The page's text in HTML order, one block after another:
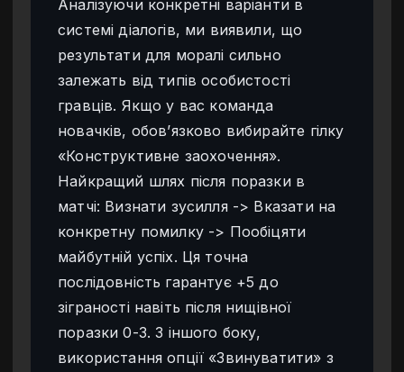
Аналізуючи конкретні варіанти в
системі діалогів, ми виявили, що
результати для моралі сильно
залежать від типів особистості
гравців. Якщо у вас команда
новачків, обов’язково вибирайте гілку
«Конструктивне заохочення».
Найкращий шлях після поразки в
матчі: Визнати зусилля -> Вказати на
конкретну помилку -> Пообіцяти
майбутній успіх. Ця точна
послідовність гарантує +5 до
зіграності навіть після нищівної
поразки 0-3. З іншого боку,
використання опції «Звинуватити» з